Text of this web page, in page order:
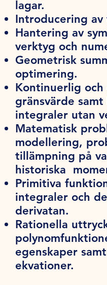
lagar.
Introducering av
Hantering av
verktyg och
Geometrisk
optimering.
Kontinuerlig
gränsvärde
integraler utan
Matematisk
modellering,
tillämpning på
historiska
Primitiva
integraler och
derivatan.
Rationella
egenskaper
ekvationer.